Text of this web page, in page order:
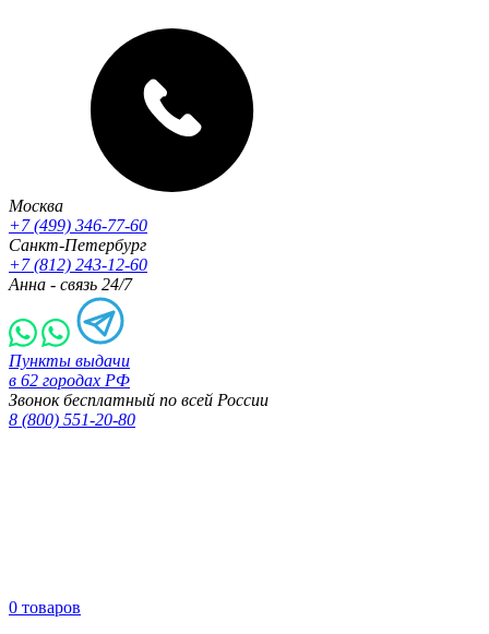
Москва
+7 (499) 346-77-60
Санкт-Петербург
+7 (812) 243-12-60
Анна - связь 24/7
Пункты выдачи
в 62 городах РФ
Звонок бесплатный по всей России
8 (800) 551-20-80
0 товаров